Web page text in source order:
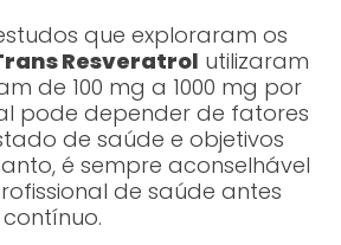
que exploraram os
Resveratrol utilizaram
de 100 mg a 1000 mg por
pode depender de fatores
de saúde e objetivos
é sempre aconselhável
de saúde antes